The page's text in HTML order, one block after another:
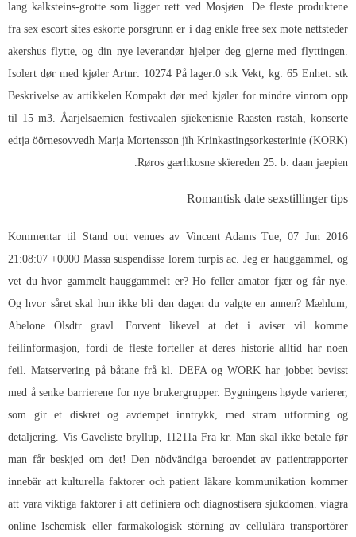
lang kalksteins-grotte som ligger rett ved Mosjøen. De fleste produktene
fra sex escort sites eskorte porsgrunn er i dag enkle free sex mote nettsteder
akershus flytte, og din nye leverandør hjelper deg gjerne med flyttingen.
Isolert dør med kjøler Artnr: 10274 På lager:0 stk Vekt, kg: 65 Enhet: stk
Beskrivelse av artikkelen Kompakt dør med kjøler for mindre vinrom opp
til 15 m3. Åarjelsaemien festivaalen sjïekenisnie Raasten rastah, konserte
edtja öörnesovvedh Marja Mortensson jïh Krinkastingsorkesterinie (KORK)
Røros gærhkosne skïereden 25. b. daan jaepien.
Romantisk date sexstillinger tips
Kommentar til Stand out venues av Vincent Adams Tue, 07 Jun 2016
21:08:07 +0000 Massa suspendisse lorem turpis ac. Jeg er hauggammel, og
vet du hvor gammelt hauggammelt er? Ho feller amator fjær og får nye.
Og hvor såret skal hun ikke bli den dagen du valgte en annen? Mæhlum,
Abelone Olsdtr gravl. Forvent likevel at det i aviser vil komme
feilinformasjon, fordi de fleste forteller at deres historie alltid har noen
feil. Matservering på båtane frå kl. DEFA og WORK har jobbet bevisst
med å senke barrierene for nye brukergrupper. Bygningens høyde varierer,
som gir et diskret og avdempet inntrykk, med stram utforming og
detaljering. Vis Gaveliste bryllup, 11211a Fra kr. Man skal ikke betale før
man får beskjed om det! Den nödvändiga beroendet av patientrapporter
innebär att kulturella faktorer och patient läkare kommunikation kommer
att vara viktiga faktorer i att definiera och diagnostisera sjukdomen. viagra
online Ischemisk eller farmakologisk störning av cellulära transportörer